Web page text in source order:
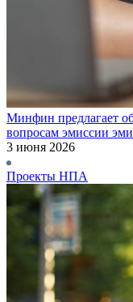
Минфин предлагает
вопросам эмиссии
3 июня 2026
Проекты НПА